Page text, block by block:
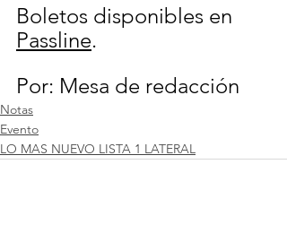
Boletos disponibles en
Passline.
Por: Mesa de redacción
Notas
Evento
LO MAS NUEVO LISTA 1 LATERAL